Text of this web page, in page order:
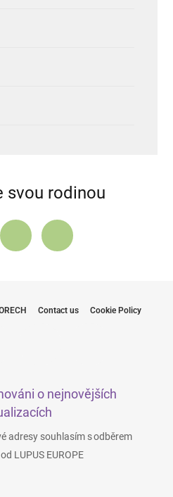
svou rodinou
Contact us Cookie Policy
o nejnovějších
adresy souhlasím s odběrem
LUPUS EUROPE